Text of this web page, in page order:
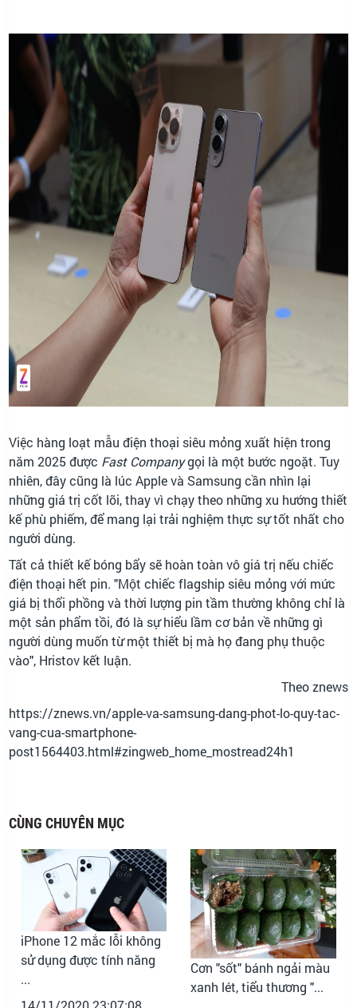
Việc hàng loạt mẫu điện thoại siêu mỏng xuất hiện trong
năm 2025 được Fast Companygọi là một bước ngoặt. Tuy
nhiên, đây cũng là lúc Apple và Samsung cần nhìn lại
những giá trị cốt lõi, thay vì chạy theo những xu hướng thiết
kế phù phiếm, để mang lại trải nghiệm thực sự tốt nhất cho
người dùng.
Tất cả thiết kế bóng bẩy sẽ hoàn toàn vô giá trị nếu chiếc
điện thoại hết pin. "Một chiếc flagship siêu mỏng với mức
giá bị thổi phồng và thời lượng pin tầm thường không chỉ là
một sản phẩm tồi, đó là sự hiểu lầm cơ bản về những gì
người dùng muốn từ một thiết bị mà họ đang phụ thuộc
vào", Hristov kết luận.
Theo znews
https://znews.vn/apple-va-samsung-dang-phot-lo-quy-tac-
vang-cua-smartphone-
post1564403.html#zingweb_home_mostread24h1
CÙNG CHUYÊN MỤC
iPhone 12 mắc lỗi không
sử dụng được tính năng
...
Cơn "sốt" bánh ngải màu
xanh lét, tiểu thương "...